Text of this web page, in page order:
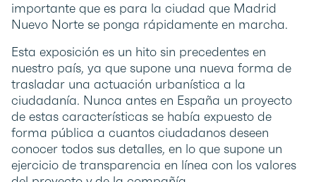
importante que es para la ciudad que Madrid
Nuevo Norte se ponga rápidamente en marcha.
Esta exposición es un hito sin precedentes en
nuestro país, ya que supone una nueva forma de
trasladar una actuación urbanística a la
ciudadanía. Nunca antes en España un proyecto
de estas características se había expuesto de
forma pública a cuantos ciudadanos deseen
conocer todos sus detalles, en lo que supone un
ejercicio de transparencia en línea con los valores